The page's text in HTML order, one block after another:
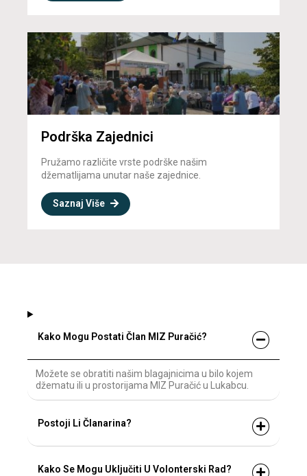
Podrška Zajednici
Pružamo različite vrste podrške našim
džematlijama unutar naše zajednice.
Saznaj Više
Kako Mogu Postati Član MIZ Puračić?
Možete se obratiti našim blagajnicima u bilo kojem
džematu ili u prostorijama MIZ Puračić u Lukabcu.
Postoji Li Članarina?
Kako Se Mogu Uključiti U Volonterski Rad?